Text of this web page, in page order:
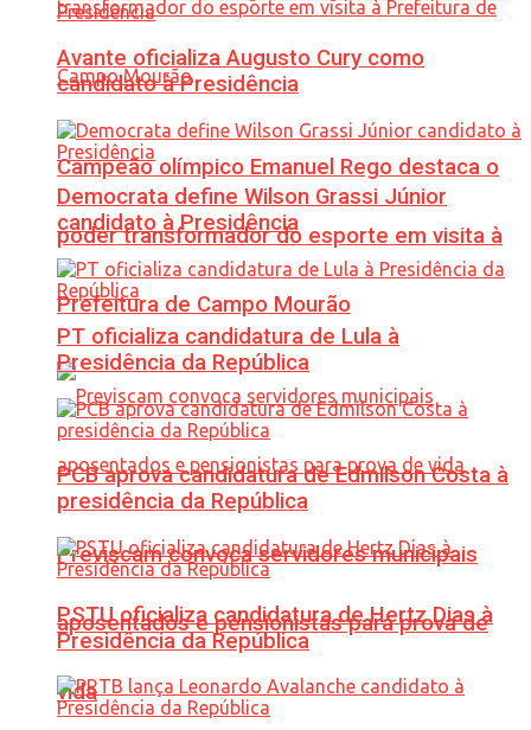
Campeão olímpico Emanuel Rego destaca o
poder transformador do esporte em visita à
Prefeitura de Campo Mourão
Previscam convoca servidores municipais
aposentados e pensionistas para prova de
vida
Avante oficializa Augusto Cury como
candidato à Presidência
Democrata define Wilson Grassi Júnior
candidato à Presidência
PT oficializa candidatura de Lula à
Presidência da República
PCB aprova candidatura de Edmilson Costa à
presidência da República
PSTU oficializa candidatura de Hertz Dias à
Presidência da República